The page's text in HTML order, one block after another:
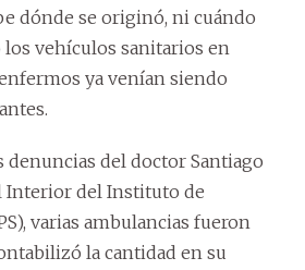
dónde se originó, ni cuándo
los vehículos sanitarios en
ya venían siendo
denuncias del doctor Santiago
Interior del Instituto de
varias ambulancias fueron
la cantidad en su